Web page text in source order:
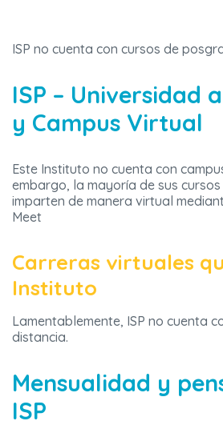
ISP no cuenta con cursos de
ISP – Universidad
y Campus Virtual
Este Instituto no cuenta con
embargo, la mayoría de sus
imparten de manera virtual
Meet
Carreras virtuales
Instituto
Lamentablemente, ISP no cuenta
distancia.
Mensualidad y
ISP